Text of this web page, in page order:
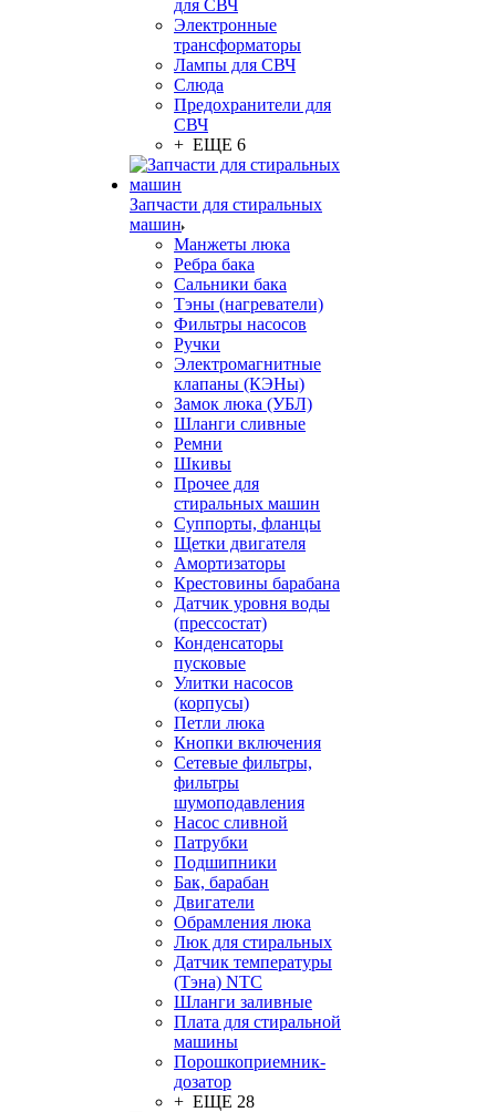
для СВЧ
Электронные
трансформаторы
Лампы для СВЧ
Слюда
Предохранители для
СВЧ
+ ЕЩЕ 6
Запчасти для стиральных
машин
Манжеты люка
Ребра бака
Сальники бака
Тэны (нагреватели)
Фильтры насосов
Ручки
Электромагнитные
клапаны (КЭНы)
Замок люка (УБЛ)
Шланги сливные
Ремни
Шкивы
Прочее для
стиральных машин
Суппорты, фланцы
Щетки двигателя
Амортизаторы
Крестовины барабана
Датчик уровня воды
(прессостат)
Конденсаторы
пусковые
Улитки насосов
(корпусы)
Петли люка
Кнопки включения
Сетевые фильтры,
фильтры
шумоподавления
Насос сливной
Патрубки
Подшипники
Бак, барабан
Двигатели
Обрамления люка
Люк для стиральных
Датчик температуры
(Тэна) NTC
Шланги заливные
Плата для стиральной
машины
Порошкоприемник-
дозатор
+ ЕЩЕ 28